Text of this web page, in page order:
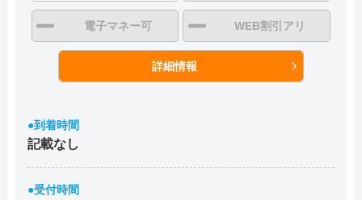
電子マネー可 WEB割引アリ
詳細情報
●到着時間
記載なし
●受付時間